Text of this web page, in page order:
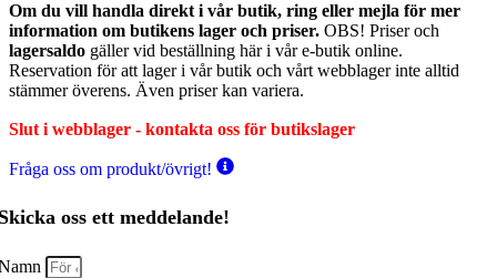
Om du vill handla direkt i vår butik, ring eller mejla för mer
information om butikens lager och priser. OBS! Priser och
lagersaldo gäller vid beställning här i vår e-butik online.
Reservation för att lager i vår butik och vårt webblager inte alltid
stämmer överens. Även priser kan variera.
Slut i webblager - kontakta oss för butikslager
Fråga oss om produkt/övrigt!
oss ett meddelande!